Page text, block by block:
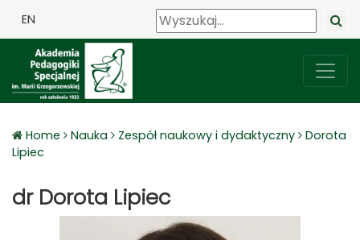
EN
Home Nauka Zespół naukowy i dydaktyczny
Dorota
Lipiec
dr Dorota Lipiec